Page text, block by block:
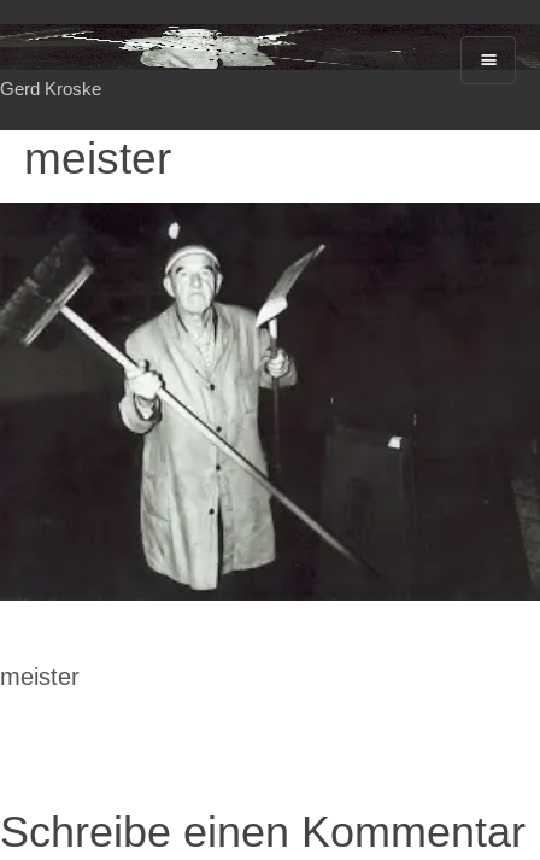
Gerd Kroske
meister
Beitragsnavigation
meister
Schreibe einen Kommentar